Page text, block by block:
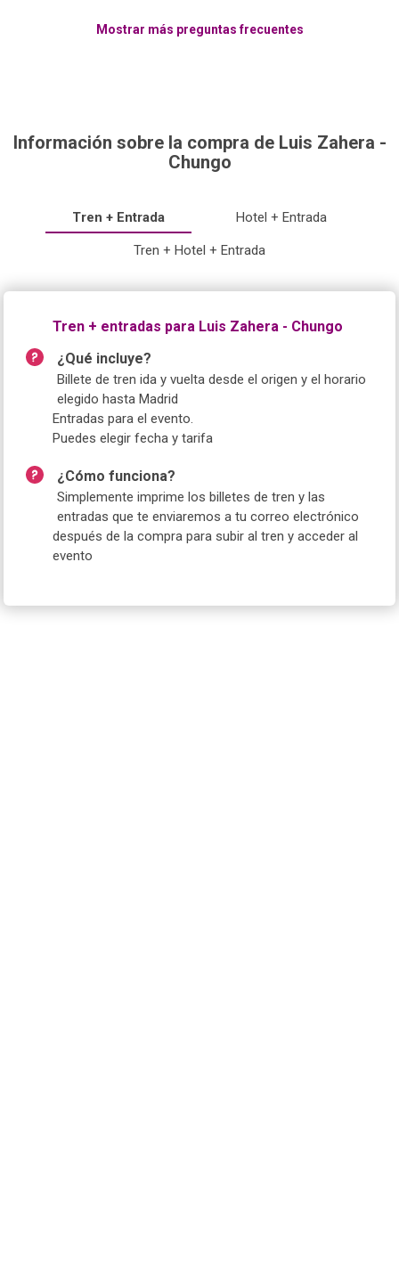
Mostrar más preguntas frecuentes
Información sobre la compra de Luis Zahera -
Chungo
Tren + Entrada Hotel + Entrada
Tren + Hotel + Entrada
Tren + entradas para Luis Zahera - Chungo
¿Qué incluye?
Billete de tren ida y vuelta desde el origen y el horario
elegido hasta Madrid
Entradas para el evento.
Puedes elegir fecha y tarifa
¿Cómo funciona?
Simplemente imprime los billetes de tren y las
entradas que te enviaremos a tu correo electrónico
después de la compra para subir al tren y acceder al
evento